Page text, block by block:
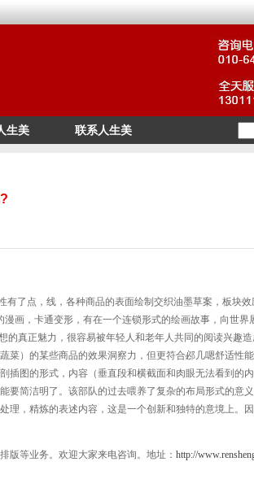
生美 联系人生美
有了点，线，各种商品的表面绘制交织油墨草案，板块
画，卡通变形，有在一个连锁形式的绘画故事，向世
的真正魅力，很容易被年轻人和老年人共同的阅读兴趣
菜）的某些商品的效果洞察力，但更符合邲几嗯舒适性
插图的形式，内容（垂直段和横截面和肉眼无法看到的
要简洁明了。该部队的过去喂养了复杂的布局形式的意
理，精炼的表述内容，这是一个创新和独特的意境上。
版等业务。欢迎大家来电咨询。地址： http://